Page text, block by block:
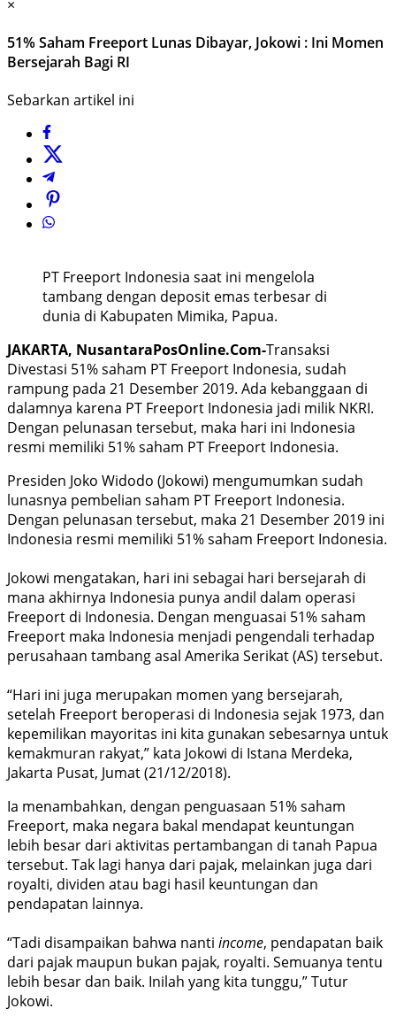
×
51% Saham Freeport Lunas Dibayar, Jokowi : Ini Momen
Bersejarah Bagi RI
Sebarkan artikel ini
PT Freeport Indonesia saat ini mengelola
tambang dengan deposit emas terbesar di
dunia di Kabupaten Mimika, Papua.
JAKARTA, NusantaraPosOnline.Com-Transaksi
Divestasi 51% saham PT Freeport Indonesia, sudah
rampung pada 21 Desember 2019. Ada kebanggaan di
dalamnya karena PT Freeport Indonesia jadi milik NKRI.
Dengan pelunasan tersebut, maka hari ini Indonesia
resmi memiliki 51% saham PT Freeport Indonesia.
Presiden Joko Widodo (Jokowi) mengumumkan sudah
lunasnya pembelian saham PT Freeport Indonesia.
Dengan pelunasan tersebut, maka 21 Desember 2019 ini
Indonesia resmi memiliki 51% saham Freeport Indonesia.
Jokowi mengatakan, hari ini sebagai hari bersejarah di
mana akhirnya Indonesia punya andil dalam operasi
Freeport di Indonesia. Dengan menguasai 51% saham
Freeport maka Indonesia menjadi pengendali terhadap
perusahaan tambang asal Amerika Serikat (AS) tersebut.
“Hari ini juga merupakan momen yang bersejarah,
setelah Freeport beroperasi di Indonesia sejak 1973, dan
kepemilikan mayoritas ini kita gunakan sebesarnya untuk
kemakmuran rakyat,” kata Jokowi di Istana Merdeka,
Jakarta Pusat, Jumat (21/12/2018).
Ia menambahkan, dengan penguasaan 51% saham
Freeport, maka negara bakal mendapat keuntungan
lebih besar dari aktivitas pertambangan di tanah Papua
tersebut. Tak lagi hanya dari pajak, melainkan juga dari
royalti, dividen atau bagi hasil keuntungan dan
pendapatan lainnya.
“Tadi disampaikan bahwa nanti income, pendapatan baik
dari pajak maupun bukan pajak, royalti. Semuanya tentu
lebih besar dan baik. Inilah yang kita tunggu,” Tutur
Jokowi.